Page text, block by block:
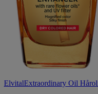
ElvitalExtraordinary Oil